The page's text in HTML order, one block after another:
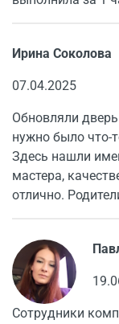
Ирина Соколова
07.04.2025
Обновляли
нужно было что-
Здесь нашли
мастера,
отлично.
Сотрудники